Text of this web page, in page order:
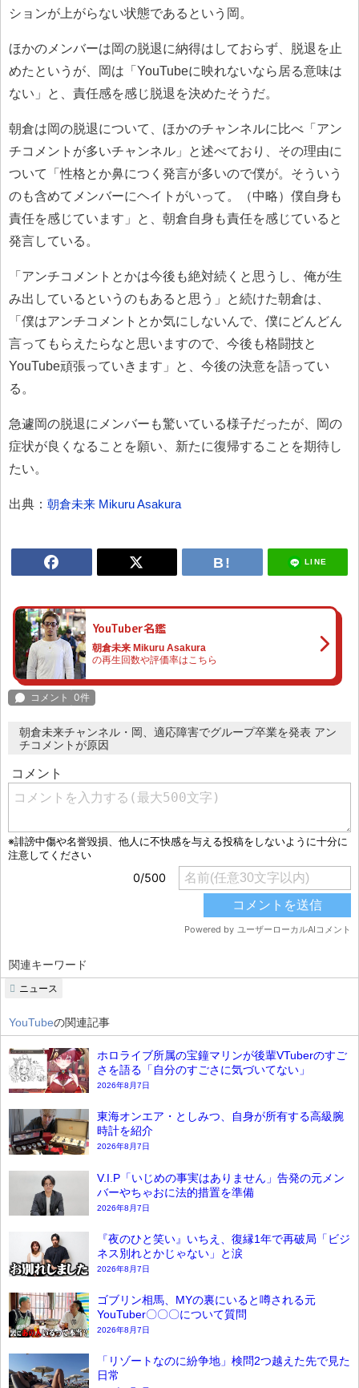
ションが上がらない状態であるという岡。
ほかのメンバーは岡の脱退に納得はしておらず、脱退を止
めたというが、岡は「YouTubeに映れないなら居る意味は
ない」と、責任感を感じ脱退を決めたそうだ。
朝倉は岡の脱退について、ほかのチャンネルに比べ「アン
チコメントが多いチャンネル」と述べており、その理由に
ついて「性格とか鼻につく発言が多いので僕が。そういう
のも含めてメンバーにヘイトがいって。（中略）僕自身も
責任を感じています」と、朝倉自身も責任を感じていると
発言している。
「アンチコメントとかは今後も絶対続くと思うし、俺が生
み出しているというのもあると思う」と続けた朝倉は、
「僕はアンチコメントとか気にしないんで、僕にどんどん
言ってもらえたらなと思いますので、今後も格闘技と
YouTube頑張っていきます」と、今後の決意を語ってい
る。
急遽岡の脱退にメンバーも驚いている様子だったが、岡の
症状が良くなることを願い、新たに復帰することを期待し
たい。
出典： 朝倉未来 Mikuru Asakura
LINE
YouTuber名鑑
朝倉未来 Mikuru Asakura
の再生回数や評価率はこちら
朝倉未来チャンネル・岡、適応障害でグループ卒業を発表 アン
チコメントが原因
関連キーワード
ニュース
YouTubeの関連記事
ホロライブ所属の宝鐘マリンが後輩VTuberのすご
さを語る「自分のすごさに気づいてない」
2026年8月7日
東海オンエア・としみつ、自身が所有する高級腕
時計を紹介
2026年8月7日
V.I.P「いじめの事実はありません」告発の元メン
バーやちゃおに法的措置を準備
2026年8月7日
『夜のひと笑い』いちえ、復縁1年で再破局「ビジ
ネス別れとかじゃない」と涙
2026年8月7日
ゴブリン相馬、MYの裏にいると噂される元
YouTuber〇〇〇について質問
2026年8月7日
「リゾートなのに紛争地」検問2つ越えた先で見た
日常